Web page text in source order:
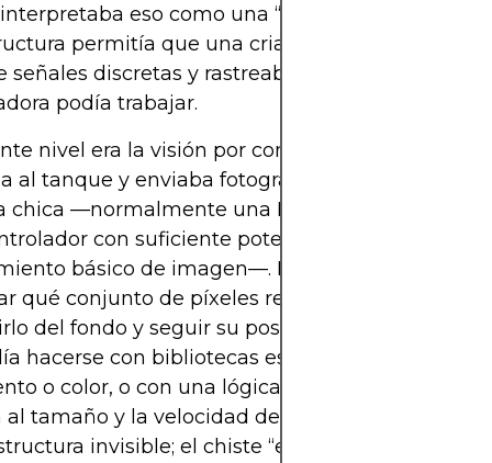
eso como una “orden” emitida por
permitía que una criatura realmente
señales discretas y rastreables con las que la
podía trabajar.
nivel era la visión por computadora. Una
al tanque y enviaba fotogramas continuos a
chica —normalmente una PC de consumo o un
con suficiente potencia para hacer
básico de imagen—. El software tenía que
qué conjunto de píxeles representaba al pez,
del fondo y seguir su posición a lo largo del
hacerse con bibliotecas estándar que detectan
o color, o con una lógica de seguimiento
al tamaño y la velocidad del pez. Para el público,
invisible; el chiste “el pez elige acciones”